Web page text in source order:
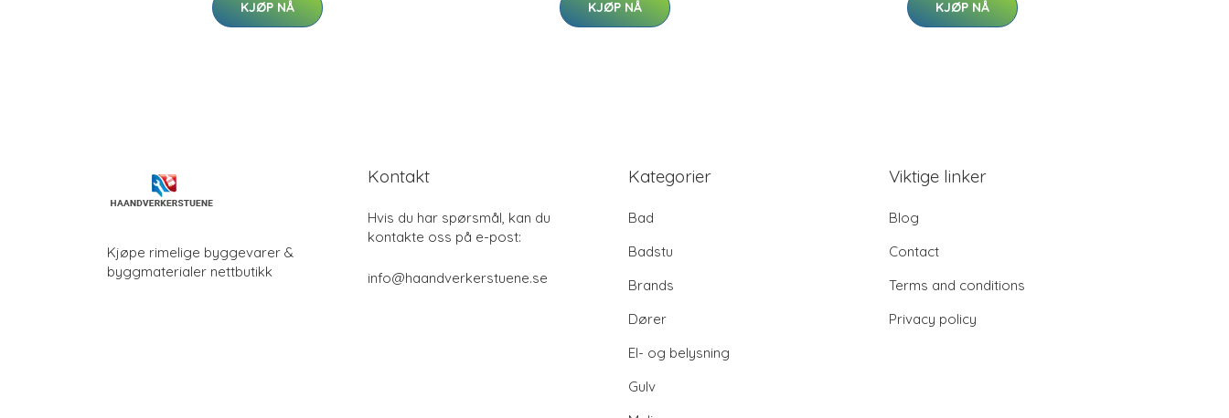
KJØP NÅ KJØP NÅ KJØP NÅ
Kjøpe rimelige byggevarer &
byggmaterialer nettbutikk
Kontakt
Hvis du har spørsmål, kan du
kontakte oss på e-post:
info@haandverkerstuene.se
Kategorier
Bad
Badstu
Brands
Dører
El- og belysning
Gulv
Viktige linker
Blog
Contact
Terms and conditions
Privacy policy